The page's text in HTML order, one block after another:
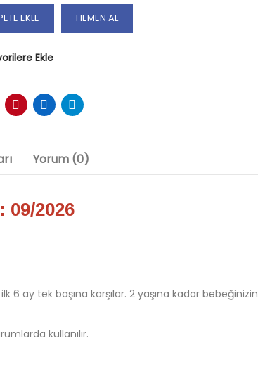
EKLE HEMEN AL
Ekle
Yorum (0)
09/2026
ay tek başına karşılar. 2 yaşına kadar bebeğinizin
kullanılır.